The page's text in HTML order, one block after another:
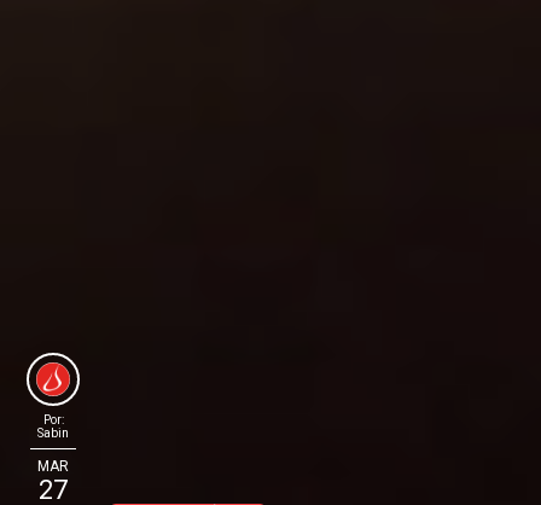
Por:
Sabin
MAR
27